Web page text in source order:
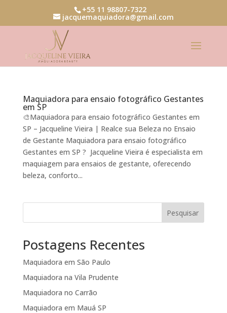
+55 11 98807-7322
jacquemaquiadora@gmail.com
Maquiadora para ensaio fotográfico Gestantes
em SP
🎨Maquiadora para ensaio fotográfico Gestantes em
SP – Jacqueline Vieira | Realce sua Beleza no Ensaio
de Gestante Maquiadora para ensaio fotográfico
Gestantes em SP ? Jacqueline Vieira é especialista em
maquiagem para ensaios de gestante, oferecendo
beleza, conforto...
Pesquisar
Postagens Recentes
Maquiadora em São Paulo
Maquiadora na Vila Prudente
Maquiadora no Carrão
Maquiadora em Mauá SP